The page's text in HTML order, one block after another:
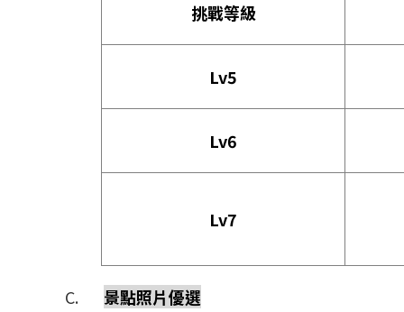
挑戰等級
Lv5
Lv6
Lv7
C. 景點照片優選